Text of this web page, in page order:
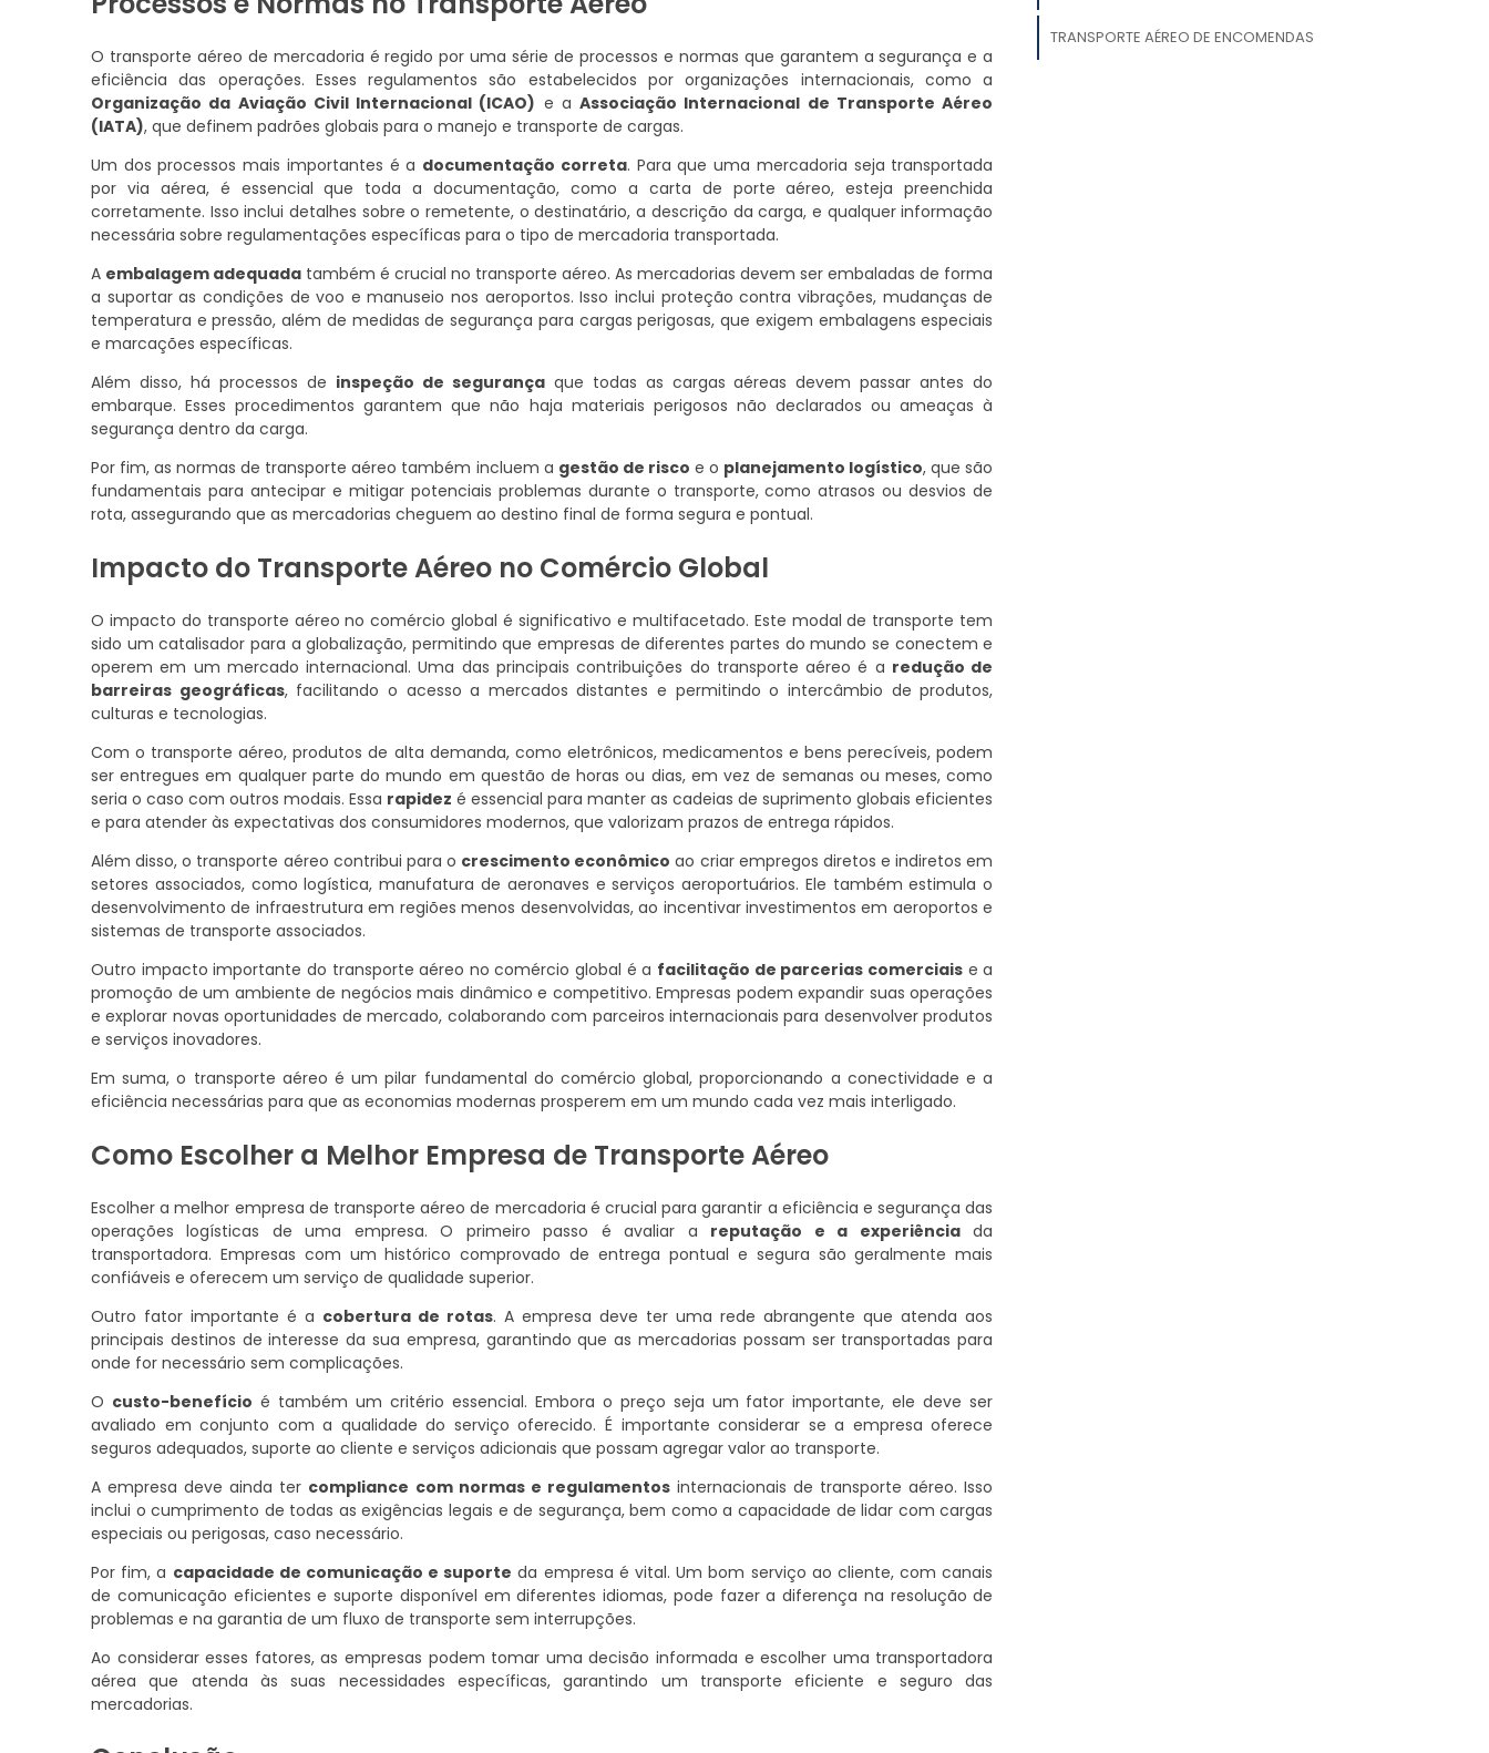
O transporte aéreo de mercadoria é regido por uma série de processos e normas que garantem a segurança e a
eficiência das operações. Esses regulamentos são estabelecidos por organizações internacionais, como a
Organização da Aviação Civil Internacional (ICAO) e aAssociação Internacional de Transporte Aéreo
(IATA), que definem padrões globais para o manejo e transporte de cargas.
Um dos processos mais importantes é a documentação correta. Para que uma mercadoria seja transportada
por via aérea, é essencial que toda a documentação, como a carta de porte aéreo, esteja preenchida
corretamente. Isso inclui detalhes sobre o remetente, o destinatário, a descrição da carga, e qualquer informação
necessária sobre regulamentações específicas para o tipo de mercadoria transportada.
A embalagem adequada também é crucial no transporte aéreo. As mercadorias devem ser embaladas de forma
a suportar as condições de voo e manuseio nos aeroportos. Isso inclui proteção contra vibrações, mudanças de
temperatura e pressão, além de medidas de segurança para cargas perigosas, que exigem embalagens especiais
e marcações específicas.
Além disso, há processos de inspeção de segurançaque todas as cargas aéreas devem passar antes do
embarque. Esses procedimentos garantem que não haja materiais perigosos não declarados ou ameaças à
segurança dentro da carga.
Por fim, as normas de transporte aéreo também incluem a gestão de risco e o planejamento logístico, que são
fundamentais para antecipar e mitigar potenciais problemas durante o transporte, como atrasos ou desvios de
rota, assegurando que as mercadorias cheguem ao destino final de forma segura e pontual.
Impacto do Transporte Aéreo no Comércio Global
O impacto do transporte aéreo no comércio global é significativo e multifacetado. Este modal de transporte tem
sido um catalisador para a globalização, permitindo que empresas de diferentes partes do mundo se conectem e
operem em um mercado internacional. Uma das principais contribuições do transporte aéreo é a redução de
barreiras geográficas, facilitando o acesso a mercados distantes e permitindo o intercâmbio de produtos,
culturas e tecnologias.
Com o transporte aéreo, produtos de alta demanda, como eletrônicos, medicamentos e bens perecíveis, podem
ser entregues em qualquer parte do mundo em questão de horas ou dias, em vez de semanas ou meses, como
seria o caso com outros modais. Essa rapidez é essencial para manter as cadeias de suprimento globais eficientes
e para atender às expectativas dos consumidores modernos, que valorizam prazos de entrega rápidos.
Além disso, o transporte aéreo contribui para o crescimento econômico ao criar empregos diretos e indiretos em
setores associados, como logística, manufatura de aeronaves e serviços aeroportuários. Ele também estimula o
desenvolvimento de infraestrutura em regiões menos desenvolvidas, ao incentivar investimentos em aeroportos e
sistemas de transporte associados.
Outro impacto importante do transporte aéreo no comércio global é a facilitação de parcerias comerciais e a
promoção de um ambiente de negócios mais dinâmico e competitivo. Empresas podem expandir suas operações
e explorar novas oportunidades de mercado, colaborando com parceiros internacionais para desenvolver produtos
e serviços inovadores.
Em suma, o transporte aéreo é um pilar fundamental do comércio global, proporcionando a conectividade e a
eficiência necessárias para que as economias modernas prosperem em um mundo cada vez mais interligado.
Como Escolher a Melhor Empresa de Transporte Aéreo
Escolher a melhor empresa de transporte aéreo de mercadoria é crucial para garantir a eficiência e segurança das
operações logísticas de uma empresa. O primeiro passo é avaliar a reputação e a experiênciada
transportadora. Empresas com um histórico comprovado de entrega pontual e segura são geralmente mais
confiáveis e oferecem um serviço de qualidade superior.
Outro fator importante é a cobertura de rotas. A empresa deve ter uma rede abrangente que atenda aos
principais destinos de interesse da sua empresa, garantindo que as mercadorias possam ser transportadas para
onde for necessário sem complicações.
O custo-benefício é também um critério essencial. Embora o preço seja um fator importante, ele deve ser
avaliado em conjunto com a qualidade do serviço oferecido. É importante considerar se a empresa oferece
seguros adequados, suporte ao cliente e serviços adicionais que possam agregar valor ao transporte.
A empresa deve ainda ter compliance com normas e regulamentosinternacionais de transporte aéreo. Isso
inclui o cumprimento de todas as exigências legais e de segurança, bem como a capacidade de lidar com cargas
especiais ou perigosas, caso necessário.
Por fim, a capacidade de comunicação e suporte da empresa é vital. Um bom serviço ao cliente, com canais
de comunicação eficientes e suporte disponível em diferentes idiomas, pode fazer a diferença na resolução de
problemas e na garantia de um fluxo de transporte sem interrupções.
Ao considerar esses fatores, as empresas podem tomar uma decisão informada e escolher uma transportadora
aérea que atenda às suas necessidades específicas, garantindo um transporte eficiente e seguro das
mercadorias.
TRANSPORTE AÉREO DE ENCOMENDAS